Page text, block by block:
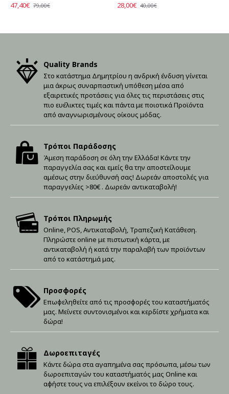
47,40€ 79,00€ 28,00€ 40,00€
Quality Brands
Στο κατάστημα Δημητρίου η ανδρική ένδυση γίνεται
μια άκρως συναρπαστική υπόθεση μέσα από
εξαιρετικές προτάσεις για όλες τις περιστάσεις στις
πιο ευέλικτες τιμές και πάντα με ποιοτικά Προϊόντα
από αναγνωρισμένους οίκους μόδας.
Τρόποι Παράδοσης
Άμεση παράδοση σε όλη την Ελλάδα! Κάντε την
παραγγελία σας και εμείς θα την αποστείλουμε
αμέσως στην διεύθυνσή σας! Δωρεάν αποστολές για
παραγγελίες >80€ . Δωρεάν αντικαταβολή!
Τρόποι Πληρωμής
Online, POS, Αντικαταβολή, Τραπεζική Κατάθεση.
Πληρώστε online με πιστωτική κάρτα, με
αντικαταβολή ή κατά την παραλαβή των προϊόντων
από το κατάστημά μας.
Προσφορές
Επωφεληθείτε από τις προσφορές του καταστήματός
μας. Μείνετε συντονισμένοι και κερδίστε χρήματα και
δώρα!
Δωροεπιταγές
Κάντε δώρα στα αγαπημένα σας πρόσωπα, μέσω των
δωροεπιταγών του καταστήματός μας Online και
αφήστε τους να επιλέξουν εκείνοι το δώρο τους.